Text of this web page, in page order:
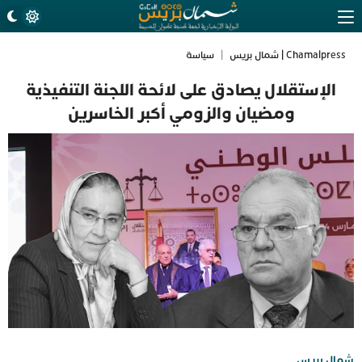
Chamalpress | شمال بريس سياسة
الإستقلال يصادق على لائحة اللجنة التنفيذية
ومضيان والزومي أكبر الخاسرين